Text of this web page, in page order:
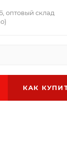
оптовый склад
КАК